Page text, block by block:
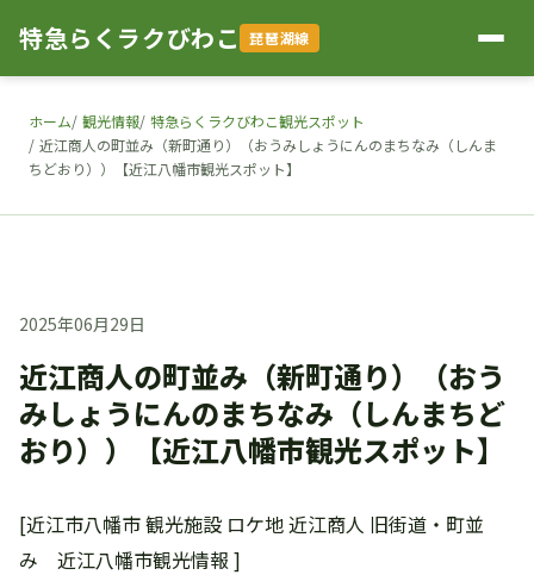
特急らくラクびわこ 琵琶湖線
ホーム 観光情報 特急らくラクびわこ観光スポット
近江商人の町並み（新町通り）（おうみしょうにんのまちなみ（しんま
ちどおり））【近江八幡市観光スポット】
2025年06月29日
近江商人の町並み（新町通り）（おう
みしょうにんのまちなみ（しんまちど
おり））【近江八幡市観光スポット】
[近江市八幡市 観光施設 ロケ地 近江商人 旧街道・町並
み 近江八幡市観光情報 ]